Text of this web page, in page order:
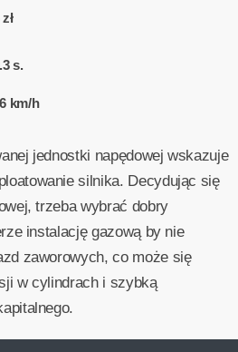
s.
km/h
jednostki napędowej wskazuje
silnika. Decydując się
trzeba wybrać dobry
instalację gazową by nie
zaworowych, co może się
w cylindrach i szybką